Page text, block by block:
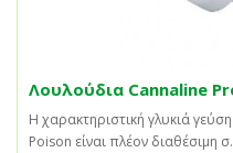
Λουλούδια Cannaline
Η χαρακτηριστική γλυκιά
Poison είναι πλέον διαθέσιμη